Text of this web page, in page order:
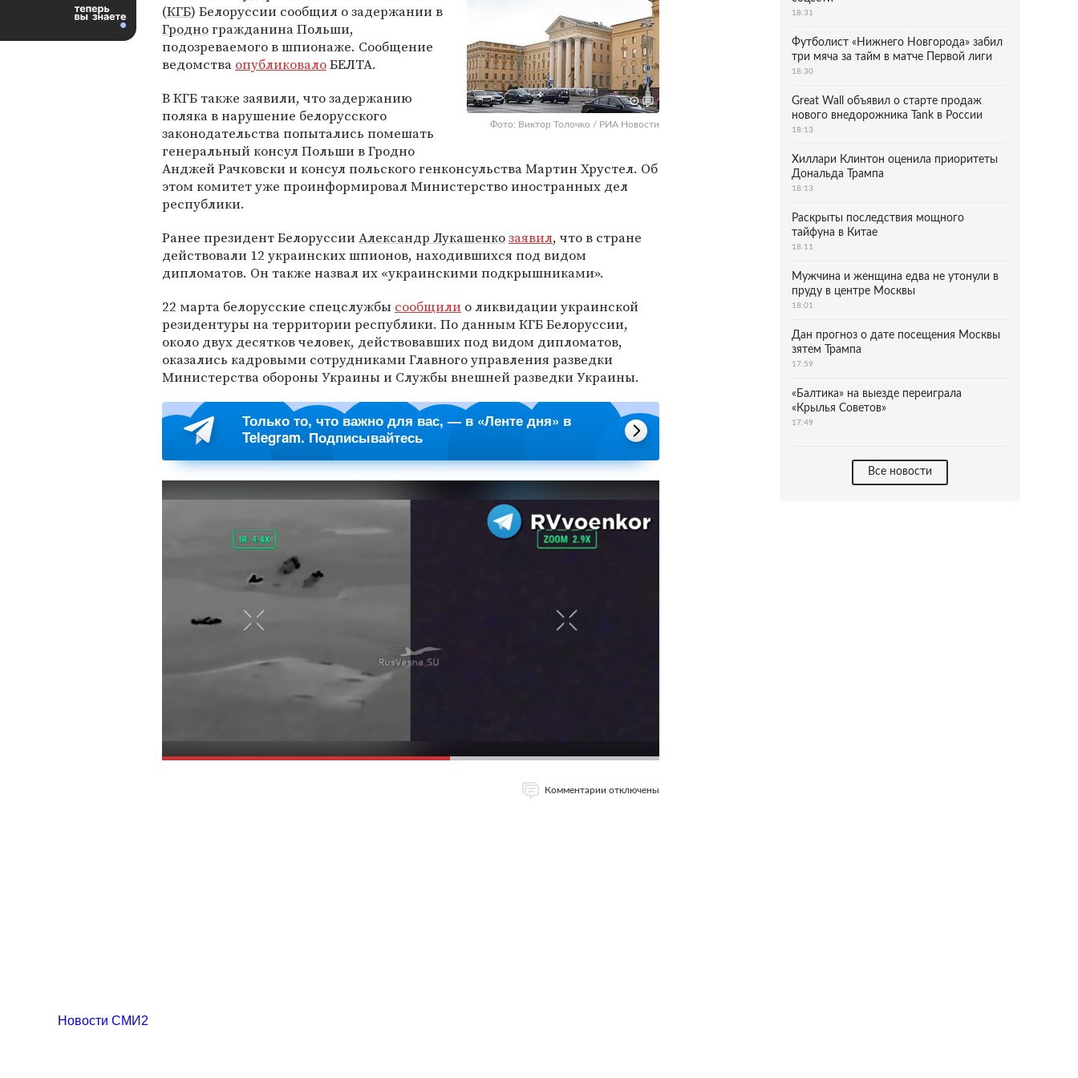
Фото: Виктор Толочко / РИА Новости
(КГБ) Белоруссии сообщил о задержании в
Гродногражданина Польши,
подозреваемого в шпионаже. Сообщение
ведомства опубликовалоБЕЛТА.
В КГБ также заявили, что задержанию
поляка в нарушение белорусского
законодательства попытались помешать
генеральный консул Польши в Гродно
Анджей Рачковски и консул польского генконсульства Мартин Хрустел. Об
этом комитет уже проинформировал Министерство иностранных дел
республики.
Ранее президент БелоруссииАлександр Лукашенкозаявил, что в стране
действовали 12 украинских шпионов, находившихся под видом
дипломатов. Он также назвал их «украинскими подкрышниками».
22 марта белорусские спецслужбы сообщили о ликвидации украинской
резидентуры на территории республики. По данным КГБ Белоруссии,
около двух десятков человек, действовавших под видом дипломатов,
оказались кадровыми сотрудниками Главного управления разведки
Министерства обороны Украины и Службы внешней разведки Украины.
Только то, что важно для вас, — в «Ленте дня» в
Telegram. Подписывайтесь
Комментарии отключены
18:31
Футболист «Нижнего Новгорода» забил
три мяча за тайм в матче Первой лиги
18:30
Great Wall объявил о старте продаж
нового внедорожника Tank в России
18:13
Хиллари Клинтон оценила приоритеты
Дональда Трампа
18:13
Раскрыты последствия мощного
тайфуна в Китае
18:11
Мужчина и женщина едва не утонули в
пруду в центре Москвы
18:01
Дан прогноз о дате посещения Москвы
зятем Трампа
17:59
«Балтика» на выезде переиграла
«Крылья Советов»
17:49
Все новости
Новости СМИ2